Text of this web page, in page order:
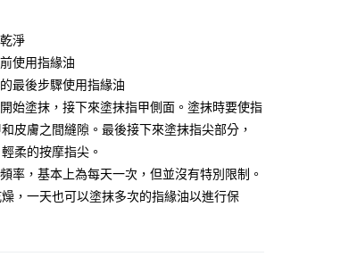
含以上)免運費
淨
使用指緣油
最後步驟使用指緣油
始塗抹，接下來塗抹指甲側面。塗抹時要使指
皮膚之間縫隙。最後接下來塗抹指尖部分，
柔的按摩指尖。
率，基本上為每天一次，但並沒有特別限制。
，一天也可以塗抹多次的指緣油以進行保